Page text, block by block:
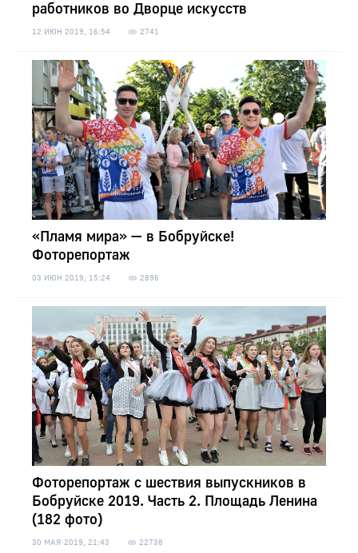
работников во Дворце искусств
12 ИЮН 2019, 16:54 2741
«Пламя мира» — в Бобруйске!
Фоторепортаж
03 ИЮН 2019, 15:24 2896
Фоторепортаж с шествия выпускников в
Бобруйске 2019. Часть 2. Площадь Ленина
(182 фото)
30 МАЯ 2019, 21:43 22738